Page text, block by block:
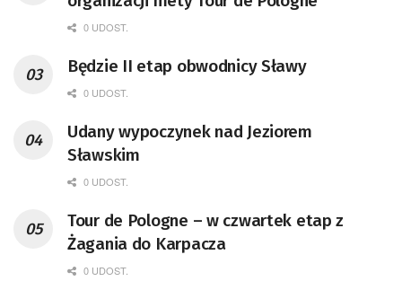
0 UDOST.
Będzie II etap obwodnicy Sławy
0 UDOST.
Udany wypoczynek nad Jeziorem
Sławskim
0 UDOST.
Tour de Pologne – w czwartek etap z
Żagania do Karpacza
0 UDOST.